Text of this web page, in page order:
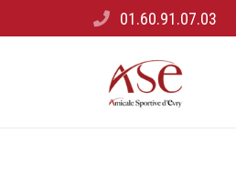
01.60.91.07.03